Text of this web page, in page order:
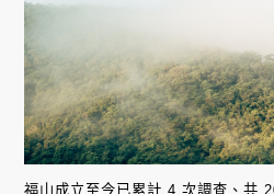
福山成立至今已累計 4 次調查、共